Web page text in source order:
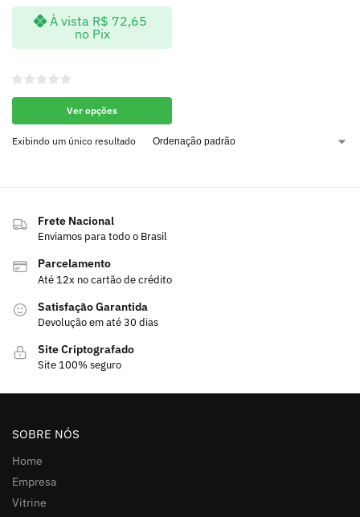
À vista R$ 72,65
no Pix
Ver opções
Exibindo um único resultado
Frete Nacional
Enviamos para todo o Brasil
Parcelamento
Até 12x no cartão de crédito
Satisfação Garantida
Devolução em até 30 dias
Site Criptografado
Site 100% seguro
SOBRE NÓS
Home
Empresa
Vitrine